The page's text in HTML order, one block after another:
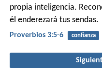
propia inteligencia.
él enderezará tus sendas.
Proverbios 3:5-6 confianza